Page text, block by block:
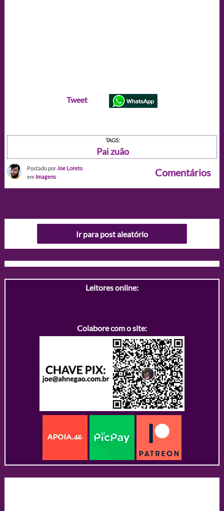
Tweet
TAGS:
Pai zuão
Postado por Joe Loreto
em Imagens Comentários
Ir para post aleatório
Leitores online:
Colabore com o site: